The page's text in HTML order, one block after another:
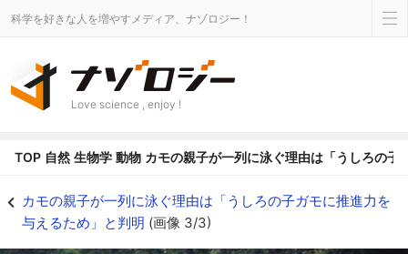
科学を好きな人を増やすメディア、ナゾロジー！
Love science , enjoy !
TOP 自然 生物学 動物 カモの親子が一列に泳ぐ理由は「うしろの子
カモの親子が一列に泳ぐ理由は「うしろの子ガモに推進力を
与えるため」と判明 (画像 3/3)